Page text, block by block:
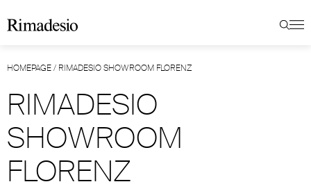
HOMEPAGE/ RIMADESIO SHOWROOM FLORENZ
RIMADESIO
SHOWROOM
FLORENZ